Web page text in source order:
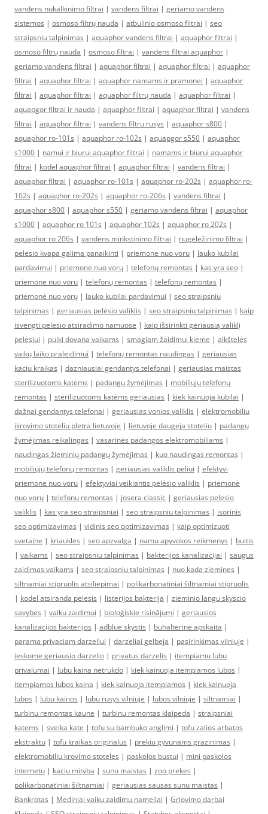
vandens nukalkinimo filtrai | vandens filtrai | geriamo vandens
sistemos | osmoso filtrų nauda | atbulinio osmoso filtrai | seo
straipsniu talpinimas | aquaphor vandens filtrai | aquaphor filtrai |
osmoso filtrų nauda | osmoso filtrai | vandens filtrai aquaphor |
geriamo vandens filtrai | aquaphor filtrai | aquaphor filtrai | aquaphor
filtrai | aquaphor filtrai | aquaphor namams ir pramonei | aquaphor
filtrai | aquaphor filtrai | aquaphor filtrų nauda | aquaphor filtrai |
aquapgor filtrai ir nauda | aquaphor filtrai | aquaphor filtrai | vandens
filtrai | aquaphor filtrai | vandens filtru rusys | aquaphor s800 |
aquaphor ro-101s | aquaphor ro-102s | aquapgor s550 | aquaphor
s1000 | namui ir biurui aquaphor filtrai | namams ir biurui aquaphor
filtrai | kodel aquaphor filtrai | aquaphor filtrai | vandens filtrai |
aquaphor filtrai | aquaphor ro-101s | aquaphor ro-202s | aquaphor ro-
102s | aquaphor ro-202s | aquaphor ro-206s | vandens filtrai |
aquaphor s800 | aquaphor s550 | geriamo vandens filtrai | aquaphor
s1000 | aquaphor ro 101s | aquaphor 102s | aquaphor ro 202s |
aquaphor ro 206s | vandens minkstinimo filtrai | nugeležinimo filtrai |
pelesio kvapa galima panaikinti | priemone nuo voru | lauko kubilai
pardavimui | priemonė nuo vorų | telefonų remontas | kas yra seo |
priemone nuo voru | telefonų remontas | telefonų remontas |
priemonė nuo vorų | lauko kubilai pardavimui | seo straipsniu
talpinimas | geriausias pelėsio valiklis | seo straipsniu talpinimas | kaip
isvengti pelesio atsiradimo namuose | kaip išsirinkti geriausią valiklį
pelėsiui | puiki dovana vaikams | smagiam žaidimui kieme | aikštelės
vaikų laiko praleidimui | telefonų remontas naudingas | geriausias
kaciu kraikas | dazniausiai gendantys telefonai | geriausias maistas
sterilizuotoms katėms | padangų žymėjimas | mobiliųjų telefonų
remontas | sterilizuotoms katėms geriausias | kiek kainuoja kubilai |
dažnai gendantys telefonai | geriausias vonios valiklis | elektromobiliu
ikrovimo stoteliu pletra lietuvoje | lietuvoje daugeja stoteliu | padangų
žymėjimas reikalingas | vasarinės padangos elektromobiliams |
naudingas žieminių padangų žymėjimas | kuo naudingas remontas |
mobiliųjų telefonų remontas | geriausias valiklis peliui | efektyvi
priemone nuo voru | efektyviai veikiantis pelėsio valiklis | priemonė
nuo vorų | telefonų remontas | josera classic | geriausias pelesio
valiklis | kas yra seo straipsniai | seo straipsniu talpinimas | isorinis
seo optimizavimas | vidinis seo optimizavimas | kaip optimizuoti
svetaine | kriaukles | seo apzvalga | namu apyvokos reikmenys | buitis
| vaikams | seo straipsniu talpinimas | bakterijos kanalizacijai | saugus
zaidimas vaikams | seo straipsniu talpinimas | nuo kada ziemines |
siltnamiai stipruolis atsiliepimai | polikarbonatiniai šiltnamiai stipruolis
| kodel atsiranda pelesis | listerijos bakterija | zieminio langu skyscio
savybes | vaiku zaidimui | bioloģiskie risinājumi | geriausios
kanalizacijos bakterijos | adblue skystis | buhalterine apskaita |
parama privaciam darzeliui | darzeliai gelbeja | pasirinkimas vilniuje |
ieskome geriausio darzelio | privatus darzelis | itempiamu lubu
privalumai | lubu kaina netrukdo | kiek kainuoja itempiamos lubos |
itempiamos lubos kaina | kiek kainuoja itempiamos | kiek kainuoja
lubos | lubu kainos | lubu rusys vilniuje | lubos vilniuje | siltnamiai |
turbinu remontas kaune | turbinu remontas klaipeda | straipsniai
katems | sveika kate | tofu su bambuko anglimi | tofu zalios arbatos
ekstraktu | tofu kraikas originalus | prekiu gyvunams grazinimas |
elektromobiliu krovimo stoteles | paskolos bustui | mini paskolos
internetu | kaciu mityba | sunu maistas | zoo prekes |
polikarbonatiniai šiltnamiai | geriausias sausas sunu maistas |
Bankrotas | Mediniai vaiku zaidimu nameliai | Griovimo darbai